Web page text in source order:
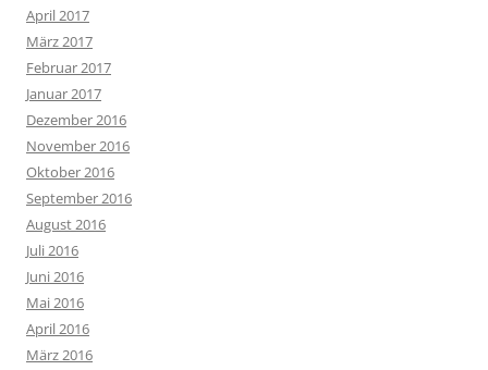
April 2017
März 2017
Februar 2017
Januar 2017
Dezember 2016
November 2016
Oktober 2016
September 2016
August 2016
Juli 2016
Juni 2016
Mai 2016
April 2016
März 2016